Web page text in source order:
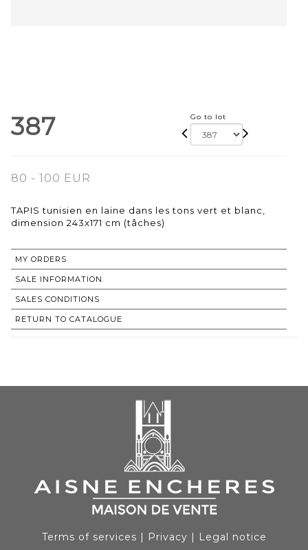
387 Go to lot
80 - 100 EUR
TAPIS tunisien en laine dans les tons vert et blanc,
dimension 243x171 cm (tâches)
MY ORDERS
SALE INFORMATION
SALES CONDITIONS
RETURN TO CATALOGUE
Terms of services | Privacy | Legal notice